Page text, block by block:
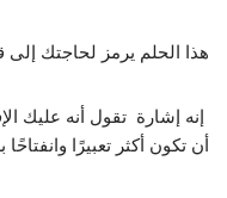
هذا الحلم يرمز لحاجتك
إنه إشارة تقول أنه عليك
أن تكون أكثر تعبيرًا